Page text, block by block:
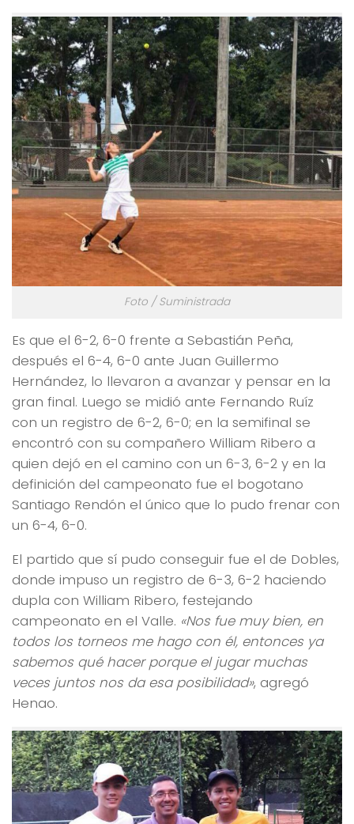
Foto / Suministrada
Es que el 6-2, 6-0 frente a Sebastián Peña,
después el 6-4, 6-0 ante Juan Guillermo
Hernández, lo llevaron a avanzar y pensar en la
gran final. Luego se midió ante Fernando Ruíz
con un registro de 6-2, 6-0; en la semifinal se
encontró con su compañero William Ribero a
quien dejó en el camino con un 6-3, 6-2 y en la
definición del campeonato fue el bogotano
Santiago Rendón el único que lo pudo frenar con
un 6-4, 6-0.
El partido que sí pudo conseguir fue el de Dobles,
donde impuso un registro de 6-3, 6-2 haciendo
dupla con William Ribero, festejando
campeonato en el Valle. «Nos fue muy bien, en
todos los torneos me hago con él, entonces ya
sabemos qué hacer porque el jugar muchas
veces juntos nos da esa posibilidad», agregó
Henao.